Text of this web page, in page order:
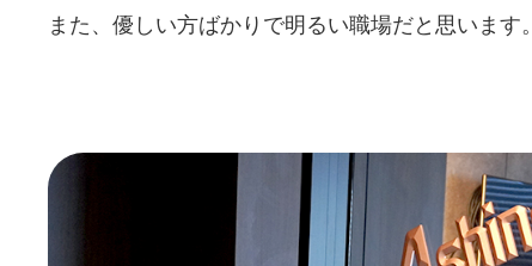
また、優しい方ばかりで明るい職場だと思います。